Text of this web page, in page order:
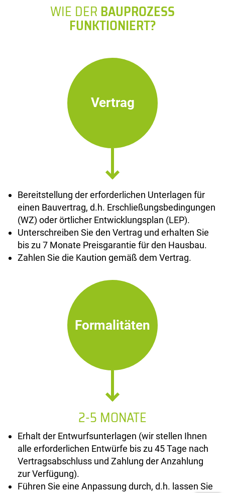
WIE DERBAUPROZESS
FUNKTIONIERT?
Vertrag
Bereitstellung der erforderlichen Unterlagen für
einen Bauvertrag, d.h. Erschließungsbedingungen
(WZ) oder örtlicher Entwicklungsplan (LEP).
Unterschreiben Sie den Vertrag und erhalten Sie
bis zu 7 Monate Preisgarantie für den Hausbau.
Zahlen Sie die Kaution gemäß dem Vertrag.
Formalitäten
2-5 MONATE
Erhalt der Entwurfsunterlagen (wir stellen Ihnen
alle erforderlichen Entwürfe bis zu 45 Tage nach
Vertragsabschluss und Zahlung der Anzahlung
zur Verfügung).
Führen Sie eine Anpassung durch, d.h. lassen Sie